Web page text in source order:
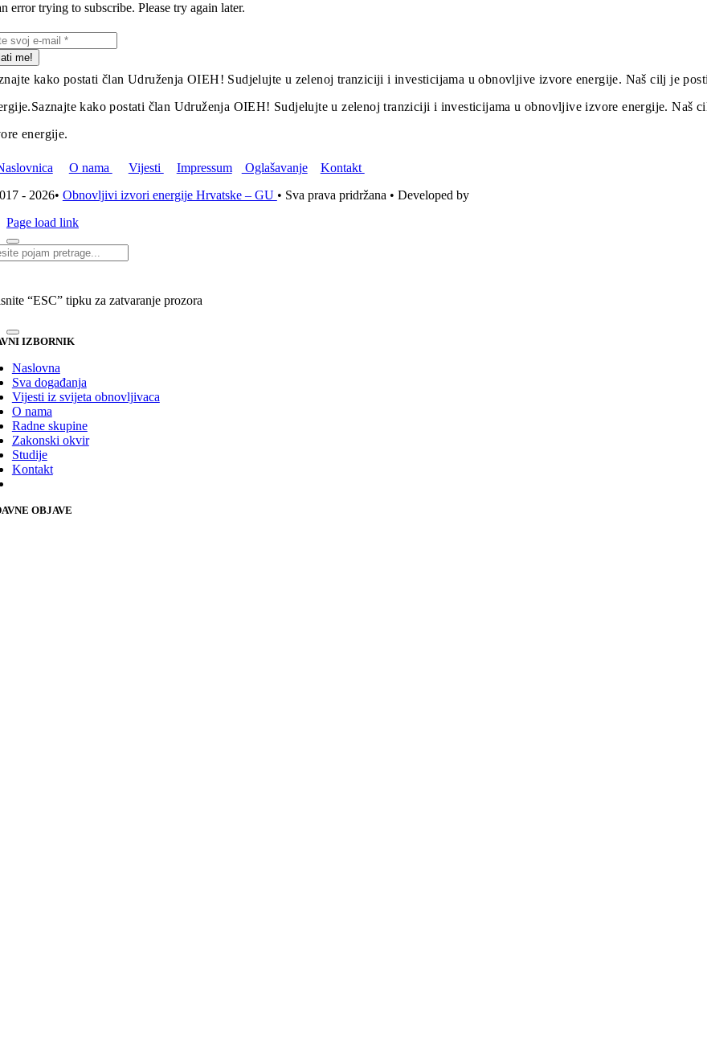
error trying to subscribe. Please try again later.
me!
kako postati član Udruženja OIEH! Sudjelujte u zelenoj tranziciji i investicijama u obnovljive izvore energije. Naš cilj je
Saznajte kako postati član Udruženja OIEH! Sudjelujte u zelenoj tranziciji i investicijama u obnovljive izvore energije. Naš
energije.
O nama Vijesti Impressum Oglašavanje
Kontakt
- 2026• Obnovljivi izvori energije Hrvatske – GU • Sva prava pridržana • Developed by
Page load link
“ESC” tipku za zatvaranje prozora
IZBORNIK
Naslovna
Sva događanja
Vijesti iz svijeta obnovljivaca
O nama
Radne skupine
Zakonski okvir
Studije
Kontakt
OBJAVE